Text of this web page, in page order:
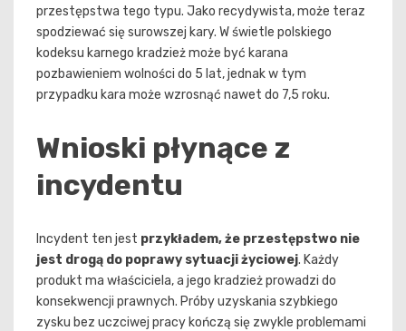
przestępstwa tego typu. Jako recydywista, może teraz
spodziewać się surowszej kary. W świetle polskiego
kodeksu karnego kradzież może być karana
pozbawieniem wolności do 5 lat, jednak w tym
przypadku kara może wzrosnąć nawet do 7,5 roku.
Wnioski płynące z
incydentu
Incydent ten jest przykładem, że przestępstwo nie
jest drogą do poprawy sytuacji życiowej. Każdy
produkt ma właściciela, a jego kradzież prowadzi do
konsekwencji prawnych. Próby uzyskania szybkiego
zysku bez uczciwej pracy kończą się zwykle problemami